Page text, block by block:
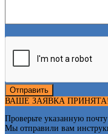
Отправить
ВАШЕ ЗАЯВКА ПРИНЯТА!
Проверьте указанную
Мы отправили вам